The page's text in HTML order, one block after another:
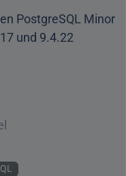
PostgreSQL Minor
und 9.4.22